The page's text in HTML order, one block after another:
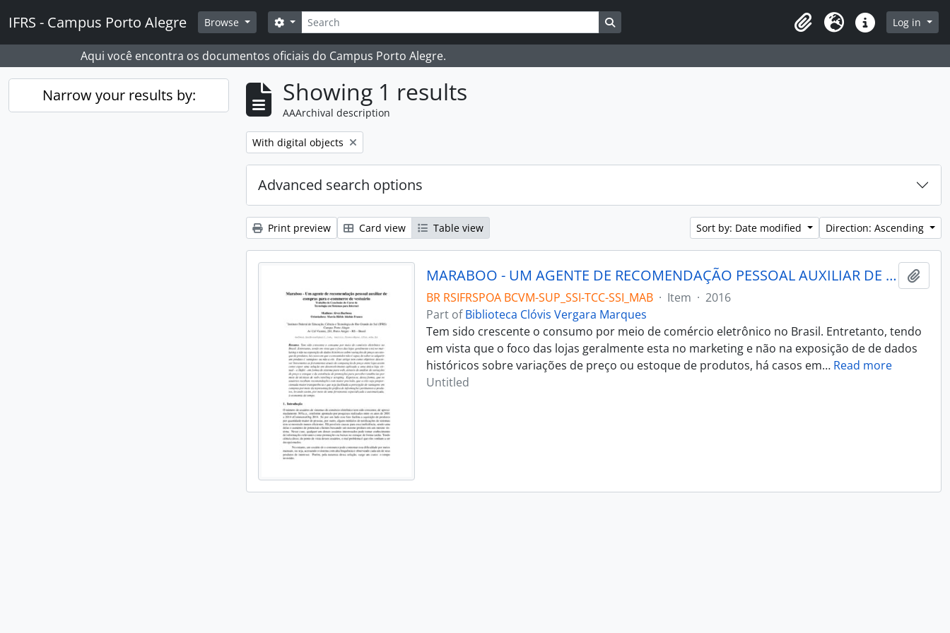
IFRS - Campus Porto Alegre Browse Search
Search options Search in browse page
ClipboardLanguageQuick linksLog in
Aqui você encontra os documentos oficiais do Campus Porto Alegre.
Narrow your results by: Showing 1 results
AAArchival description
Remove filter:
With digital objects
Advanced search options
Print preview Card view Table view Sort by: Date modified Direction: Ascending
MARABOO - UM AGENTE DE RECOMENDAÇÃO PESSOAL AUXILIAR DE COMPRAR PARA E-COMMERCE DE VESTUÁRIO
BR RSIFRSPOA BCVM-SUP_SSI-TCC-SSI_MAB · Item · 2016
Part ofBiblioteca Clóvis Vergara Marques
Tem sido crescente o consumo por meio de comércio eletrônico no Brasil. Entretanto, tendo
em vista que o foco das lojas geralmente esta no marketing e não na exposição de de dados
históricos sobre variações de preço ou estoque de produtos, há casos em… Read more
Untitled